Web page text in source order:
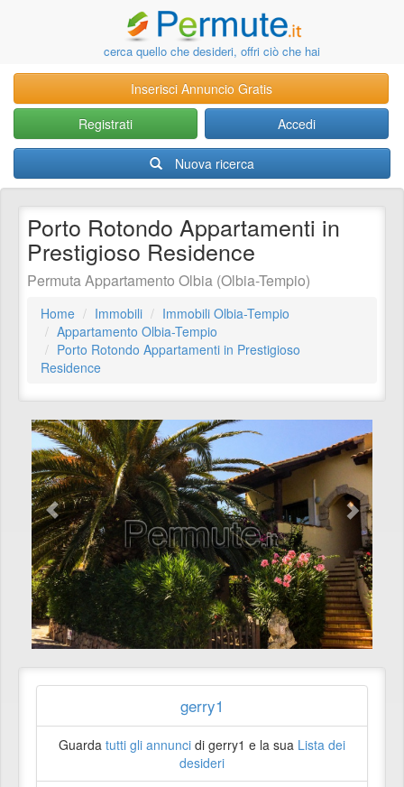
cerca quello che desideri, offri ciò che hai
Inserisci Annuncio Gratis
Registrati
Accedi
Nuova ricerca
Porto Rotondo Appartamenti in
Prestigioso Residence
Permuta Appartamento Olbia (Olbia-Tempio)
Home Immobili
Immobili Olbia-Tempio
Appartamento Olbia-Tempio
Porto Rotondo Appartamenti in Prestigioso
Residence
gerry1
Guarda tutti gli annunci di gerry1 e la sua Lista dei
desideri